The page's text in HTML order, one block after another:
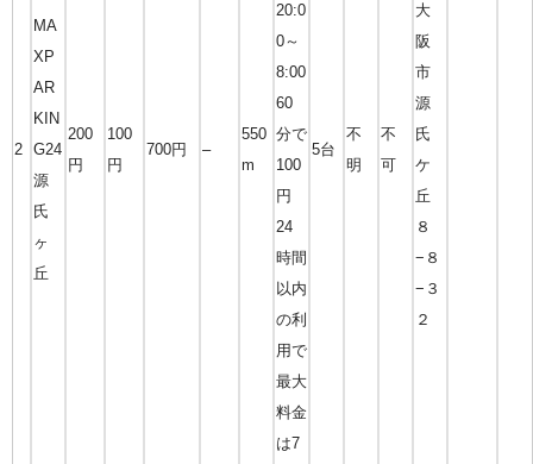
2
MA
XP
AR
KIN
G24
源
氏
ヶ
丘
200
円
100
円
700円 –
550
m
20:0
0～
8:00
60
分で
100
円
24
時間
以内
の利
用で
最大
料金
は7
5台
不
明
不
可
大
阪
市
源
氏
ケ
丘
８
−８
−３
２